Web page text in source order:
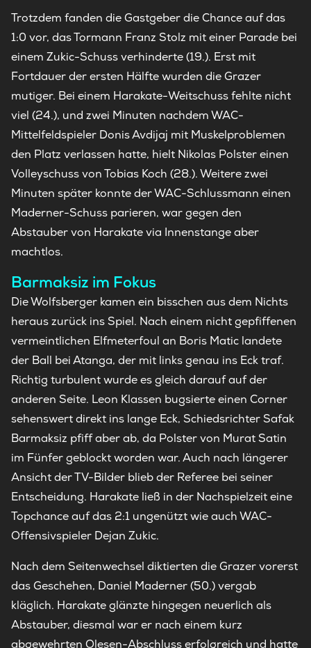
Trotzdem fanden die Gastgeber die Chance auf das
1:0 vor, das Tormann Franz Stolz mit einer Parade bei
einem Zukic-Schuss verhinderte (19.). Erst mit
Fortdauer der ersten Hälfte wurden die Grazer
mutiger. Bei einem Harakate-Weitschuss fehlte nicht
viel (24.), und zwei Minuten nachdem WAC-
Mittelfeldspieler Donis Avdijaj mit Muskelproblemen
den Platz verlassen hatte, hielt Nikolas Polster einen
Volleyschuss von Tobias Koch (28.). Weitere zwei
Minuten später konnte der WAC-Schlussmann einen
Maderner-Schuss parieren, war gegen den
Abstauber von Harakate via Innenstange aber
machtlos.
Barmaksiz im Fokus
Die Wolfsberger kamen ein bisschen aus dem Nichts
heraus zurück ins Spiel. Nach einem nicht gepfiffenen
vermeintlichen Elfmeterfoul an Boris Matic landete
der Ball bei Atanga, der mit links genau ins Eck traf.
Richtig turbulent wurde es gleich darauf auf der
anderen Seite. Leon Klassen bugsierte einen Corner
sehenswert direkt ins lange Eck, Schiedsrichter Safak
Barmaksiz pfiff aber ab, da Polster von Murat Satin
im Fünfer geblockt worden war. Auch nach längerer
Ansicht der TV-Bilder blieb der Referee bei seiner
Entscheidung. Harakate ließ in der Nachspielzeit eine
Topchance auf das 2:1 ungenützt wie auch WAC-
Offensivspieler Dejan Zukic.
Nach dem Seitenwechsel diktierten die Grazer vorerst
das Geschehen, Daniel Maderner (50.) vergab
kläglich. Harakate glänzte hingegen neuerlich als
Abstauber, diesmal war er nach einem kurz
abgewehrten Olesen-Abschluss erfolgreich und hatte